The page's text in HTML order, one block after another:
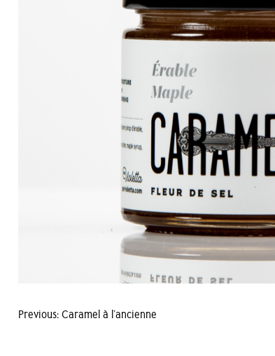
Navigation
Previous:Caramel à l’ancienne